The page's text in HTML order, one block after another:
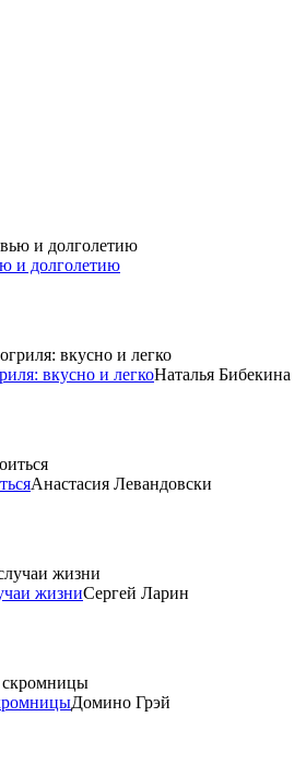
и долголетию
вкусно и легкоНаталья Бибекина
Анастасия Левандовски
жизниСергей Ларин
Домино Грэй